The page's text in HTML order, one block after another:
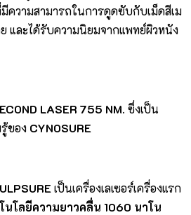
ความสามารถในการดูดซับกับเม็ดสีเม
และได้รับความนิยมจากแพทย์ผิวหนัง
LASER 755 NM. ซึ่งเป็น
ของ CYNOSURE
เป็นเครื่องเลเซอร์เครื่องแรก
นโลยีความยาวคลื่น 1060 นาโน